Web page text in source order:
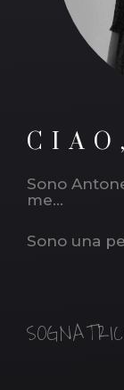
CIAO,
Sono
me…
Sono una